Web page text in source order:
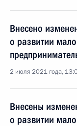
Внесено
о развитии
2 июля 2021 года,
Внесены
о развитии